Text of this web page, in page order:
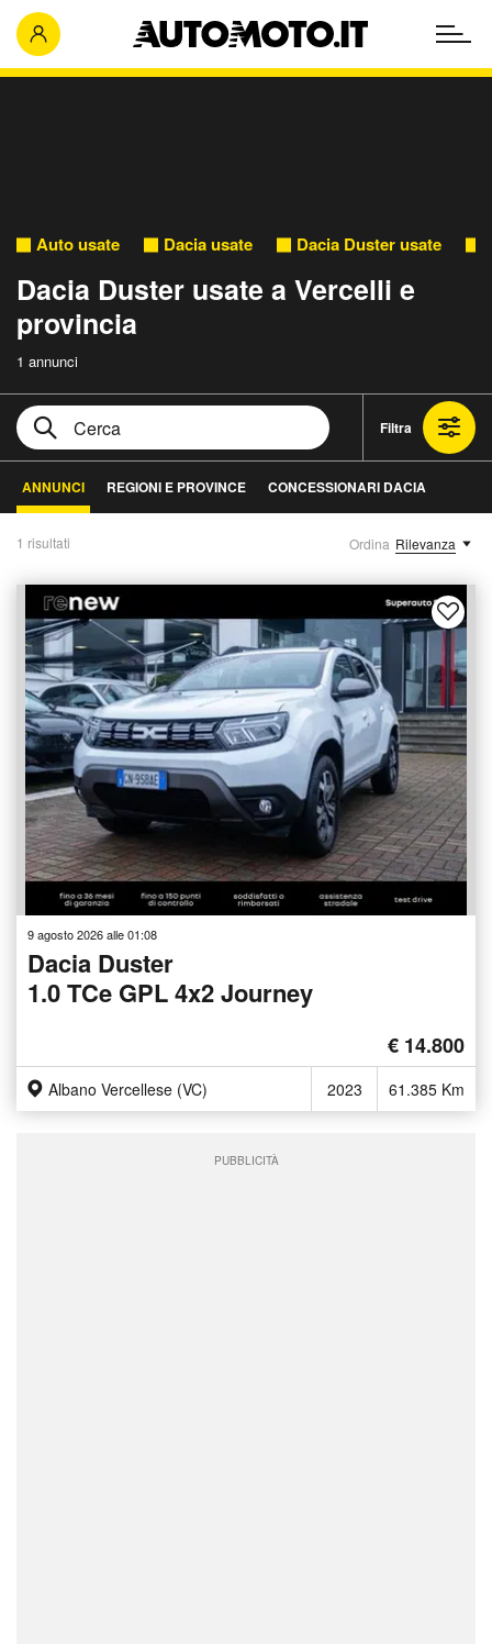
Auto usate Dacia usate Dacia Duster usate
Dacia Duster usate a Vercelli e
provincia
1 annunci
Filtra
ANNUNCI REGIONI E PROVINCE CONCESSIONARI DACIA
1 risultati Ordina Rilevanza
9 agosto 2026 alle 01:08
Dacia Duster
1.0 TCe GPL 4x2 Journey
€ 14.800
Albano Vercellese (VC) 2023 61.385 Km
PUBBLICITÀ